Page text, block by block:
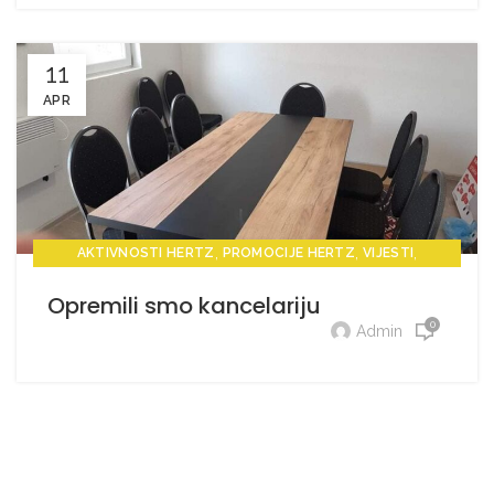
11
APR
AKTIVNOSTI HERTZ PROMOCIJE HERTZ ,VIJESTI
Opremili smo kancelariju
Admin 0